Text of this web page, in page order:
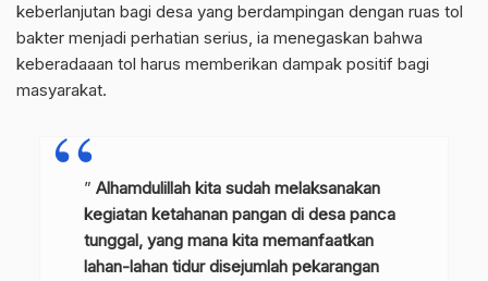
keberlanjutan bagi desa yang berdampingan dengan ruas tol
bakter menjadi perhatian serius, ia menegaskan bahwa
keberadaaan tol harus memberikan dampak positif bagi
masyarakat.
” Alhamdulillah kita sudah melaksanakan
kegiatan ketahanan pangan di desa panca
tunggal, yang mana kita memanfaatkan
lahan-lahan tidur disejumlah pekarangan